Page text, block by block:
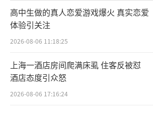
高中生做的真人恋爱游戏爆火 真实恋爱
体验引关注
2026-08-06 11:18:25
上海一酒店房间爬满床虱 住客反被怼
酒店态度引众怒
2026-08-06 17:16:24